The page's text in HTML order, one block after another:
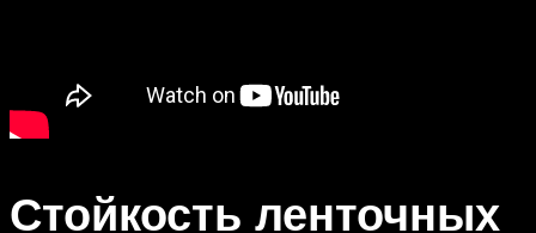
Стойкость ленточных